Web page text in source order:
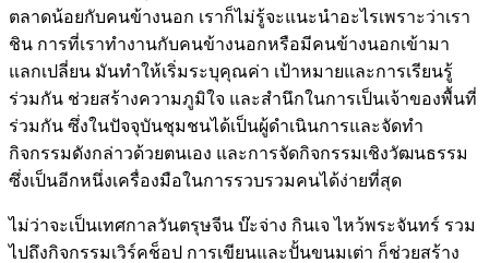
ตลาดน้อยกับคนข้างนอก เราก็ไม่รู้จะแนะนำอะไรเพราะว่าเรา
ชิน การที่เราทำงานกับคนข้างนอกหรือมีคนข้างนอกเข้ามา
แลกเปลี่ยน มันทำให้เริ่มระบุคุณค่า เป้าหมายและการเรียนรู้
ร่วมกัน ช่วยสร้างความภูมิใจ และสำนึกในการเป็นเจ้าของพื้นที่
ร่วมกัน ซึ่งในปัจจุบันชุมชนได้เป็นผู้ดำเนินการและจัดทำ
กิจกรรมดังกล่าวด้วยตนเอง และการจัดกิจกรรมเชิงวัฒนธรรม
ซึ่งเป็นอีกหนึ่งเครื่องมือในการรวบรวมคนได้ง่ายที่สุด
ไม่ว่าจะเป็นเทศกาลวันตรุษจีน บ๊ะจ่าง กินเจ ไหว้พระจันทร์ รวม
ไปถึงกิจกรรมเวิร์คช็อป การเขียนและปั้นขนมเต่า ก็ช่วยสร้าง